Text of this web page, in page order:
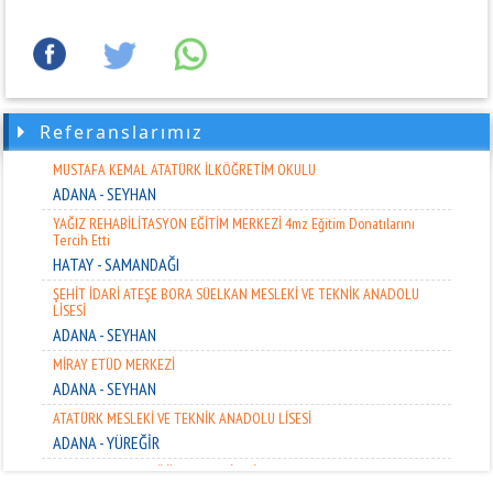
Referanslarımız
NECİP FAZIL KISAKÜREK İLKOKULU
HALİL ÇİFTÇİ ANADOLU LİSESİ 4mz Eğitim Donatılarını Tercih Etti
ADANA - CEYHAN
MUSTAFA KEMAL ATATÜRK İLKÖĞRETİM OKULU
ADANA - SEYHAN
YAĞIZ REHABİLİTASYON EĞİTİM MERKEZİ 4mz Eğitim Donatılarını
Tercih Etti
HATAY - SAMANDAĞI
ŞEHİT İDARİ ATEŞE BORA SÜELKAN MESLEKİ VE TEKNİK ANADOLU
LİSESİ
ADANA - SEYHAN
MİRAY ETÜD MERKEZİ
ADANA - SEYHAN
ATATÜRK MESLEKİ VE TEKNİK ANADOLU LİSESİ
ADANA - YÜREĞİR
KOZAN ANADOLU ÖĞRETMEN LİSESİ 4mz Eğitim Donatılarını Tercih Etti